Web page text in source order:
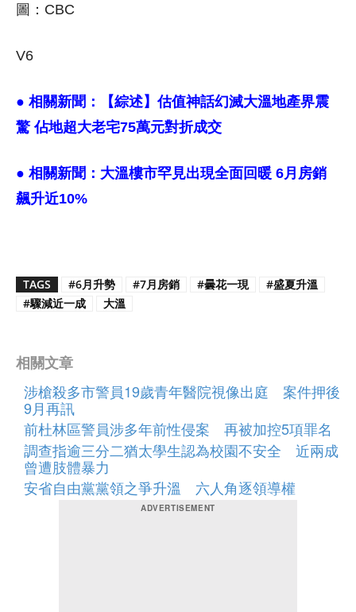
圖：CBC
V6
● 相關新聞：
【綜述】估值神話幻滅大溫地產界震
驚 佔地超大老宅75萬元對折成交
● 相關新聞： 大溫樓市罕見出現全面回暖 6月房銷
飆升近10%
TAGS #6月升勢 #7月房銷 #曇花一現
#盛夏升溫
#驟減近一成
大溫
相關文章
涉槍殺多市警員19歲青年醫院視像出庭 案件押後
9月再訊
前杜林區警員涉多年前性侵案 再被加控5項罪名
調查指逾三分二猶太學生認為校園不安全 近兩成
曾遭肢體暴力
安省自由黨黨領之爭升溫 六人角逐領導權